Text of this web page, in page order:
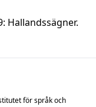
Hallandssägner.
för språk och